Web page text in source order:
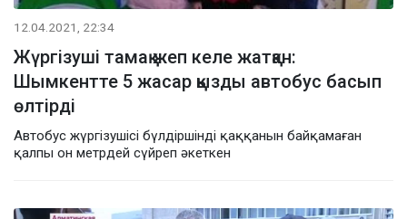
12.04.2021, 22:34
Жүргізуші тамақ жеп келе жатқан:
Шымкентте 5 жасар қызды автобус басып
өлтірді
Автобус жүргізушісі бүлдіршінді қаққанын байқамаған
қалпы он метрдей сүйреп әкеткен